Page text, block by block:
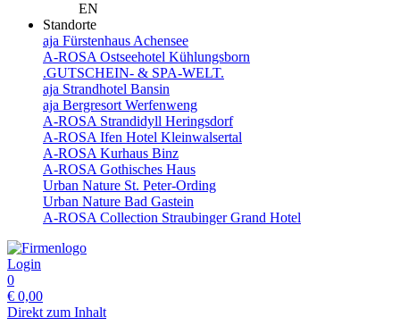
EN
Standorte
aja Fürstenhaus Achensee
A-ROSA Ostseehotel Kühlungsborn
.GUTSCHEIN- & SPA-WELT.
aja Strandhotel Bansin
aja Bergresort Werfenweng
A-ROSA Strandidyll Heringsdorf
A-ROSA Ifen Hotel Kleinwalsertal
A-ROSA Kurhaus Binz
A-ROSA Gothisches Haus
Urban Nature St. Peter-Ording
Urban Nature Bad Gastein
A-ROSA Collection Straubinger Grand Hotel
Login
0
€ 0,00
Direkt zum Inhalt